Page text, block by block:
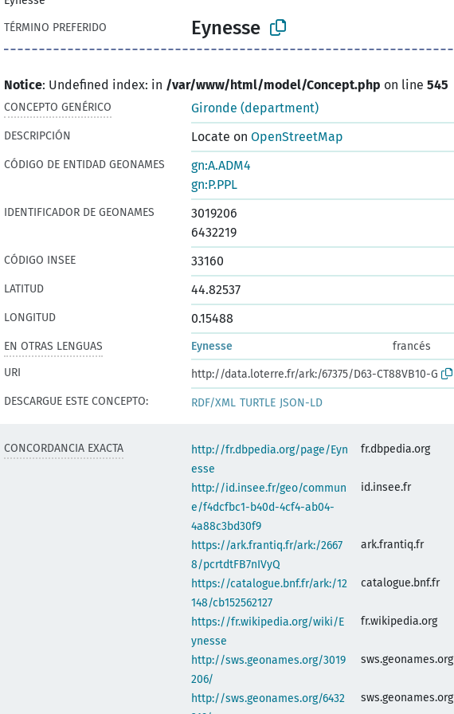
TÉRMINO PREFERIDO
Eynesse
Notice: Undefined index: in /var/www/html/model/Concept.php on line 545
CONCEPTO GENÉRICO Gironde (department)
DESCRIPCIÓN Locate on OpenStreetMap
CÓDIGO DE ENTIDAD GEONAMES
gn:A.ADM4
gn:P.PPL
IDENTIFICADOR DE GEONAMES
3019206
6432219
CÓDIGO INSEE 33160
LATITUD 44.82537
LONGITUD 0.15488
EN OTRAS LENGUAS Eynesse
francés
URI
http://data.loterre.fr/ark:/67375/D63-CT88VB10-G
DESCARGUE ESTE CONCEPTO:
RDF/XML TURTLE JSON-LD
CONCORDANCIA EXACTA
http://fr.dbpedia.org/page/Eyn
esse
fr.dbpedia.org
http://id.insee.fr/geo/commun
e/f4dcfbc1-b40d-4cf4-ab04-
4a88c3bd30f9
id.insee.fr
https://ark.frantiq.fr/ark:/2667
8/pcrtdtFB7nIVyQ
ark.frantiq.fr
https://catalogue.bnf.fr/ark:/12
148/cb152562127
catalogue.bnf.fr
https://fr.wikipedia.org/wiki/E
ynesse
fr.wikipedia.org
http://sws.geonames.org/3019
206/
sws.geonames.org
http://sws.geonames.org/6432
sws.geonames.org